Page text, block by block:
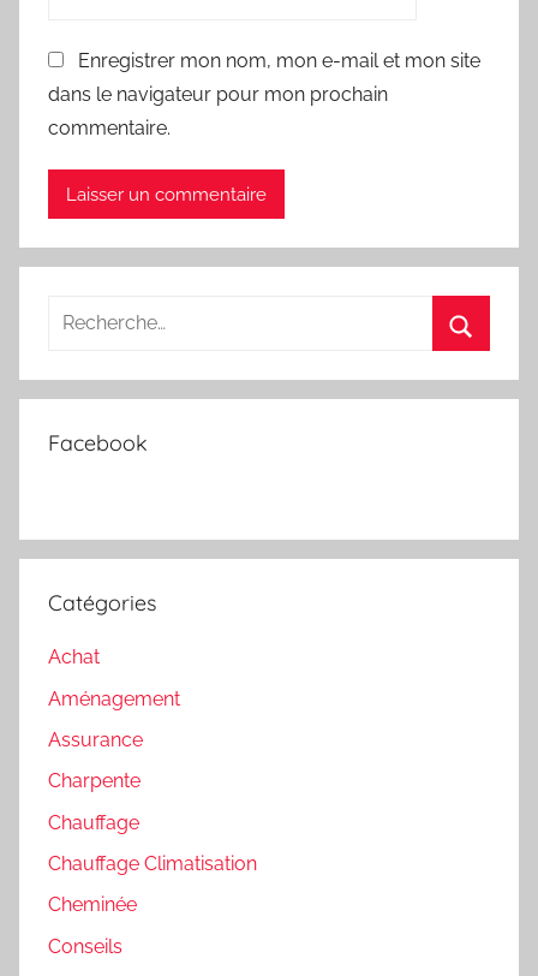
Enregistrer mon nom, mon e-mail et mon site
dans le navigateur pour mon prochain
commentaire.
Recherche
:
Facebook
Catégories
Achat
Aménagement
Assurance
Charpente
Chauffage
Chauffage Climatisation
Cheminée
Conseils